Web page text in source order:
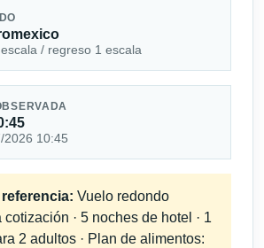
/ regreso 1 escala
2026 10:45
Vuelo redondo
· 5 noches de hotel · 1
2 adultos · Plan de alimentos: